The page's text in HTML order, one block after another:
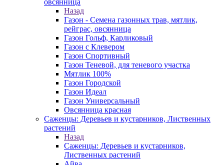
овсянница
Назад
Газон - Семена газонных трав, мятлик,
рейграс, овсянница
Газон Гольф, Карликовый
Газон с Клевером
Газон Спортивный
Газон Теневой, для теневого участка
Мятлик 100%
Газон Городской
Газон Идеал
Газон Универсальный
Овсянница красная
Саженцы: Деревьев и кустарников, Лиственных
растений
Назад
Саженцы: Деревьев и кустарников,
Лиственных растений